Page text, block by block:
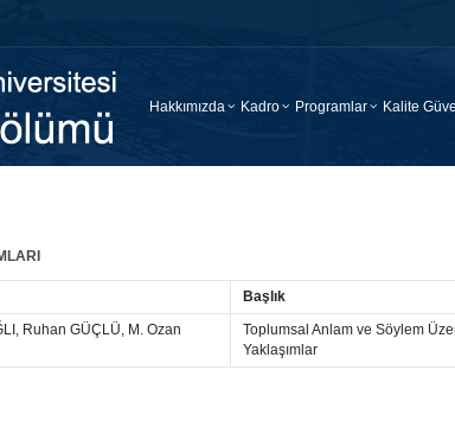
Hakkımızda Kadro Programlar Kalite
Başlık
Ruhan GÜÇLÜ, M. Ozan
Toplumsal Anlam ve Söylem
Yaklaşımlar